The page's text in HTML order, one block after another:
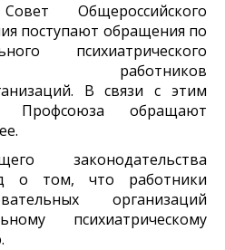
Общероссийского
поступают обращения по
психиатрического
работников
В связи с этим
Профсоюза обращают
законодательства
о том, что работники
организаций
психиатрическому